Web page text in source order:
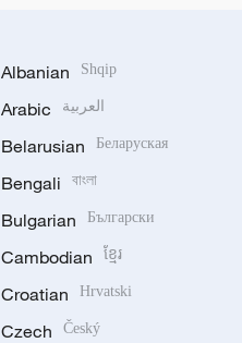
Albanian Shqip
Arabic العربية
Belarusian Беларуская
Bengali বাংলা
Bulgarian Български
Cambodian ខ្មែរ
Croatian Hrvatski
Czech Český